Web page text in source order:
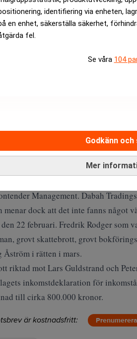
identifiering via enheten,
en enhet, säkerställa säkerhet,
fel.
Se våra 104
Mer
Godkänn och
det att förundersökningen mot
High Yield-obligationerna
och Lindh överenskommit med
och betala ett aktieägartillskott på
ska fullgöras
betala beloppen.
för att uppfylla ett
miljon aktier i GKL jämte ränta.
ränta på lån från HYI på
Management. Dabah
dock att det inte fanns något
22 februari. Fredrik Rodger
grovt skattebrott, grovt
Åström i rätten i mars.
riktad mot Lars Guldstrand och
inkomstdeklaration för
till cirka 800.000 kronor.
är kostnadsfritt: Prenumerera